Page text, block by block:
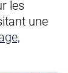
les
une